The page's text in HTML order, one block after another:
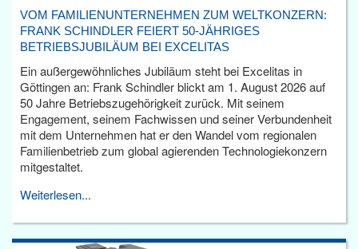
VOM FAMILIENUNTERNEHMEN ZUM WELTKONZERN:
FRANK SCHINDLER FEIERT 50-JÄHRIGES
BETRIEBSJUBILÄUM BEI EXCELITAS
Ein außergewöhnliches Jubiläum steht bei Excelitas in
Göttingen an: Frank Schindler blickt am 1. August 2026 auf
50 Jahre Betriebszugehörigkeit zurück. Mit seinem
Engagement, seinem Fachwissen und seiner Verbundenheit
mit dem Unternehmen hat er den Wandel vom regionalen
Familienbetrieb zum global agierenden Technologiekonzern
mitgestaltet.
Weiterlesen...